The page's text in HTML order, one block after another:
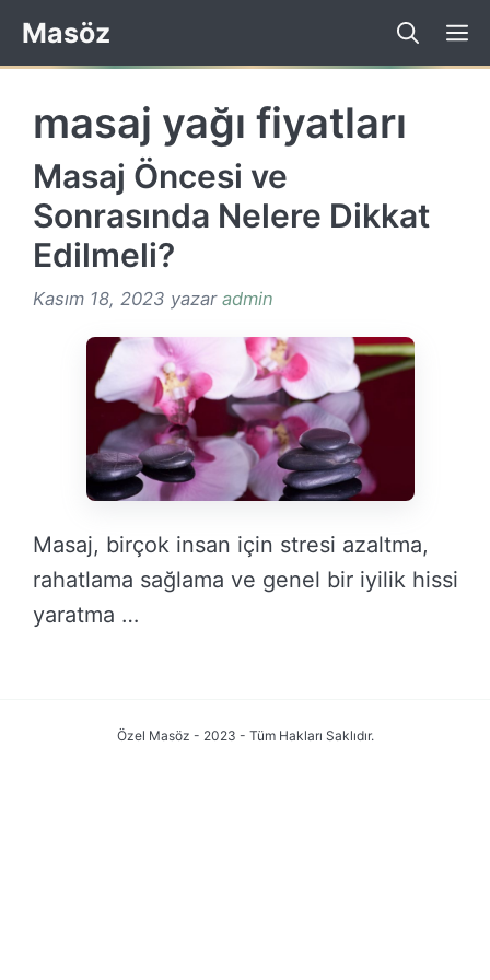
İçeriğe
atla
Masöz
masaj yağı fiyatları
Masaj Öncesi ve
Sonrasında Nelere Dikkat
Edilmeli?
Kasım 18, 2023 yazar admin
Masaj, birçok insan için stresi azaltma,
rahatlama sağlama ve genel bir iyilik hissi
yaratma …
Özel Masöz - 2023 - Tüm Hakları Saklıdır.